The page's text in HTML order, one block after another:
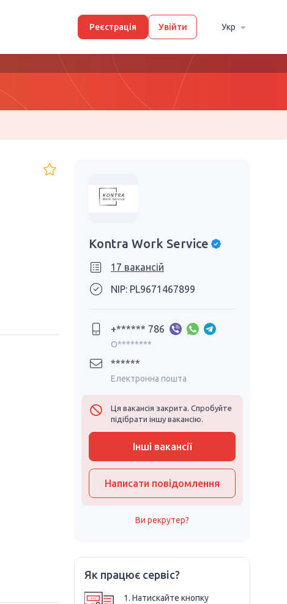
Реєстрація Увійти Укр
Kontra Work Service
17 вакансій
NIP: PL9671467899
+****** 786
O********
******
Електронна пошта
Ця вакансія закрита. Спробуйте
підібрати іншу вакансію.
Інші вакансії
Написати повідомлення
Ви рекрутер?
Як працює сервіс?
1. Натискайте кнопку